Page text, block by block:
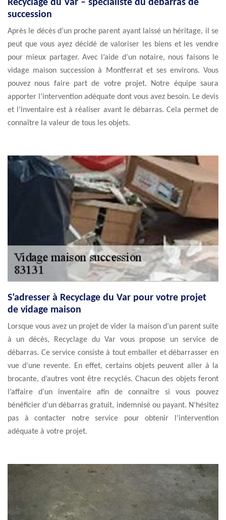
Recyclage du Var – spécialiste du débarras de
succession
Après le décès d’un proche parent ayant laissé un héritage, il se
peut que vous ayez décidé de valoriser les biens et les vendre
pour mieux partager. Avec l’aide d’un notaire, nous faisons le
vidage maison succession à Montferrat et ses environs. Vous
pouvez nous faire part de votre projet. Notre équipe saura
apporter l’intervention adéquate dont vous avez besoin. Le devis
et l’inventaire est à réaliser avant le débarras. Cela permet de
connaître la valeur de tous les objets.
S’adresser à Recyclage du Var pour votre projet
de vidage maison
Lorsque vous avez un projet de vider la maison d’un parent suite
à un décès, Recyclage du Var vous propose un service de
débarras. Ce service consiste à tout emballer et débarrasser en
vue d’une revente. En effet, certains objets peuvent aller à la
brocante, d’autres vont être recyclés. Chacun des objets feront
l’affaire d’un inventaire afin de connaître si vous pouvez
bénéficier d’un débarras gratuit, indemnisé ou payant. N’hésitez
pas à contacter notre service pour obtenir l’intervention
adéquate à votre projet.